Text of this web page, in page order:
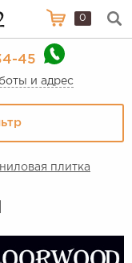
0
45
и адрес
плитка